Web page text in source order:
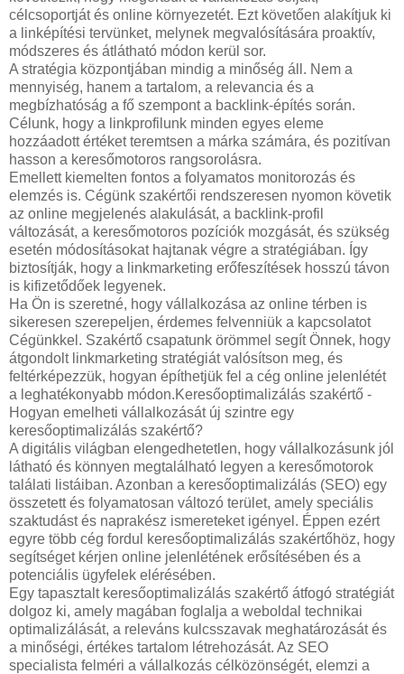
célcsoportját és online környezetét. Ezt követően alakítjuk ki
a linképítési tervünket, melynek megvalósítására proaktív,
módszeres és átlátható módon kerül sor.
A stratégia központjában mindig a minőség áll. Nem a
mennyiség, hanem a tartalom, a relevancia és a
megbízhatóság a fő szempont a backlink-építés során.
Célunk, hogy a linkprofilunk minden egyes eleme
hozzáadott értéket teremtsen a márka számára, és pozitívan
hasson a keresőmotoros rangsorolásra.
Emellett kiemelten fontos a folyamatos monitorozás és
elemzés is. Cégünk szakértői rendszeresen nyomon követik
az online megjelenés alakulását, a backlink-profil
változását, a keresőmotoros pozíciók mozgását, és szükség
esetén módosításokat hajtanak végre a stratégiában. Így
biztosítják, hogy a linkmarketing erőfeszítések hosszú távon
is kifizetődőek legyenek.
Ha Ön is szeretné, hogy vállalkozása az online térben is
sikeresen szerepeljen, érdemes felvenniük a kapcsolatot
Cégünkkel. Szakértő csapatunk örömmel segít Önnek, hogy
átgondolt linkmarketing stratégiát valósítson meg, és
feltérképezzük, hogyan építhetjük fel a cég online jelenlétét
a leghatékonyabb módon.Keresőoptimalizálás szakértő -
Hogyan emelheti vállalkozását új szintre egy
keresőoptimalizálás szakértő?
A digitális világban elengedhetetlen, hogy vállalkozásunk jól
látható és könnyen megtalálható legyen a keresőmotorok
találati listáiban. Azonban a keresőoptimalizálás (SEO) egy
összetett és folyamatosan változó terület, amely speciális
szaktudást és naprakész ismereteket igényel. Éppen ezért
egyre több cég fordul keresőoptimalizálás szakértőhöz, hogy
segítséget kérjen online jelenlétének erősítésében és a
potenciális ügyfelek elérésében.
Egy tapasztalt keresőoptimalizálás szakértő átfogó stratégiát
dolgoz ki, amely magában foglalja a weboldal technikai
optimalizálását, a releváns kulcsszavak meghatározását és
a minőségi, értékes tartalom létrehozását. Az SEO
specialista felméri a vállalkozás célközönségét, elemzi a